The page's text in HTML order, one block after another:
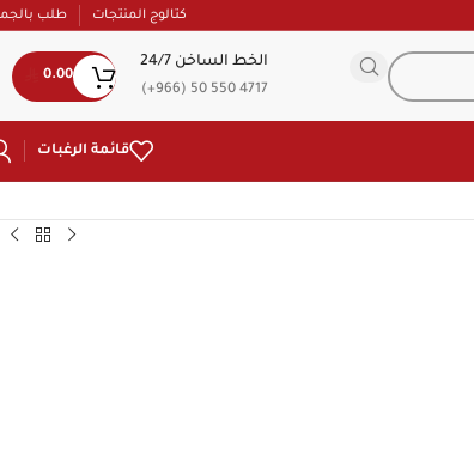
كتالوج المنتجات طلب
الخط الساخن 24/7
(+966) 50 550 4717
0.00
قائمة الرغبات